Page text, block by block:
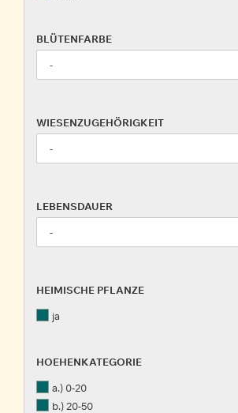
BLÜTENFARBE
BLÜTENFARBE
WIESENZUGEHÖRIGKEIT
WIESENZUGEHÖRIGKEIT
LEBENSDAUER
LEBENSDAUER
HEIMISCHE
HEIMISCHE PFLANZE
ja
HOEHENKATEGORIE
HOEHENKATEGORIE
a.) 0-20
b.) 20-50